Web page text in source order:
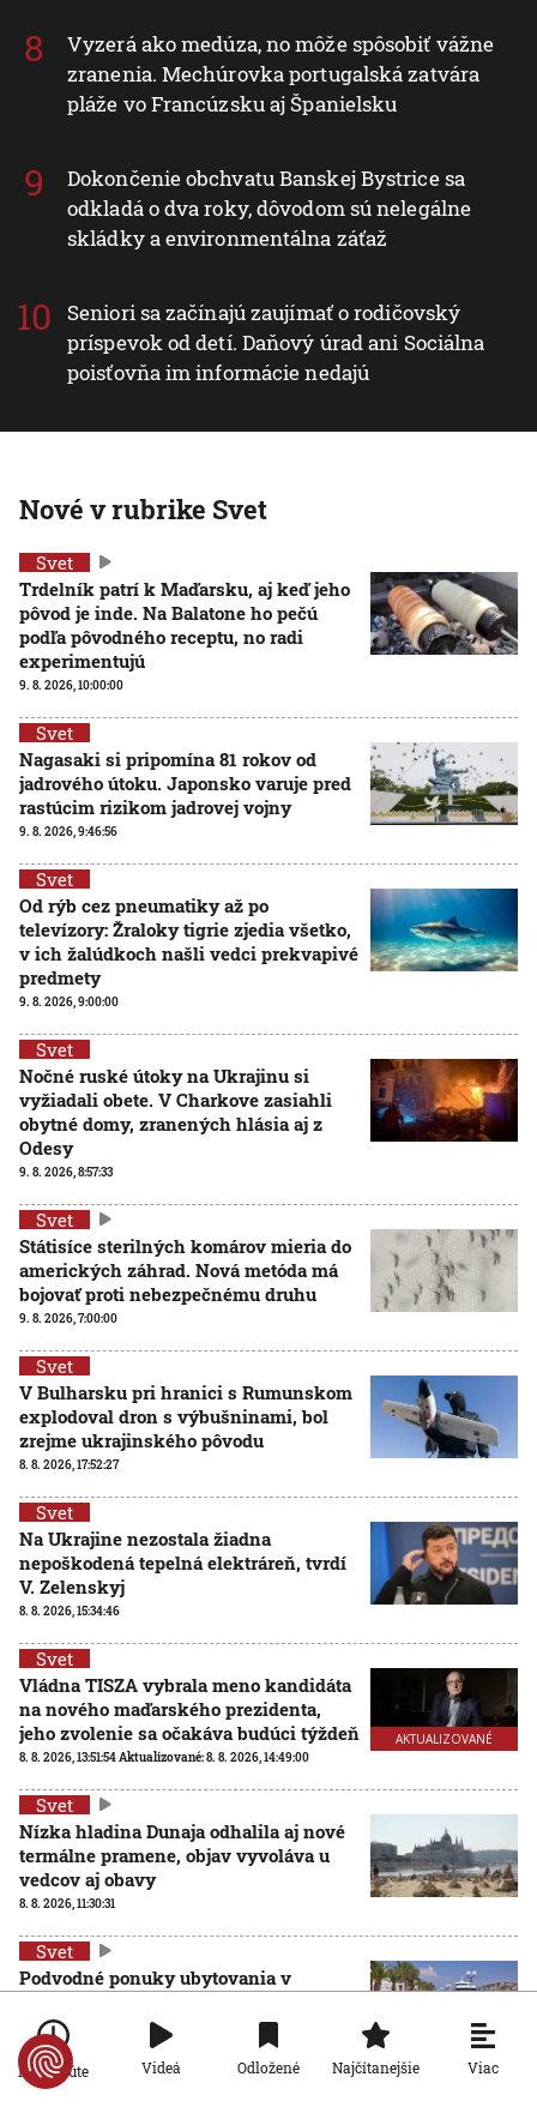
Vyzerá ako medúza, no môže spôsobiť vážne
zranenia. Mechúrovka portugalská zatvára
pláže vo Francúzsku aj Španielsku
Dokončenie obchvatu Banskej Bystrice sa
odkladá o dva roky, dôvodom sú nelegálne
skládky a environmentálna záťaž
Seniori sa začínajú zaujímať o rodičovský
príspevok od detí. Daňový úrad ani Sociálna
poisťovňa im informácie nedajú
Nové v rubrike Svet
Svet
Trdelník patrí k Maďarsku, aj keď jeho
pôvod je inde. Na Balatone ho pečú
podľa pôvodného receptu, no radi
experimentujú
9. 8. 2026, 10:00:00
Svet
Nagasaki si pripomína 81 rokov od
jadrového útoku. Japonsko varuje pred
rastúcim rizikom jadrovej vojny
9. 8. 2026, 9:46:56
Svet
Od rýb cez pneumatiky až po
televízory: Žraloky tigrie zjedia všetko,
v ich žalúdkoch našli vedci prekvapivé
predmety
9. 8. 2026, 9:00:00
Svet
Nočné ruské útoky na Ukrajinu si
vyžiadali obete. V Charkove zasiahli
obytné domy, zranených hlásia aj z
Odesy
9. 8. 2026, 8:57:33
Svet
Státisíce sterilných komárov mieria do
amerických záhrad. Nová metóda má
bojovať proti nebezpečnému druhu
9. 8. 2026, 7:00:00
Svet
V Bulharsku pri hranici s Rumunskom
explodoval dron s výbušninami, bol
zrejme ukrajinského pôvodu
8. 8. 2026, 17:52:27
Svet
Na Ukrajine nezostala žiadna
nepoškodená tepelná elektráreň, tvrdí
V. Zelenskyj
8. 8. 2026, 15:34:46
AKTUALIZOVANÉ
Svet
Vládna TISZA vybrala meno kandidáta
na nového maďarského prezidenta,
jeho zvolenie sa očakáva budúci týždeň
8. 8. 2026, 13:51:54 Aktualizované:8. 8. 2026, 14:49:00
Svet
Nízka hladina Dunaja odhalila aj nové
termálne pramene, objav vyvoláva u
vedcov aj obavy
8. 8. 2026, 11:30:31
Svet
Podvodné ponuky ubytovania v
môžete prísť o peniaze aj dovolenku
8. 8. 2026, 10:51:49
Po minúte Videá Odložené Najčítanejšie Viac